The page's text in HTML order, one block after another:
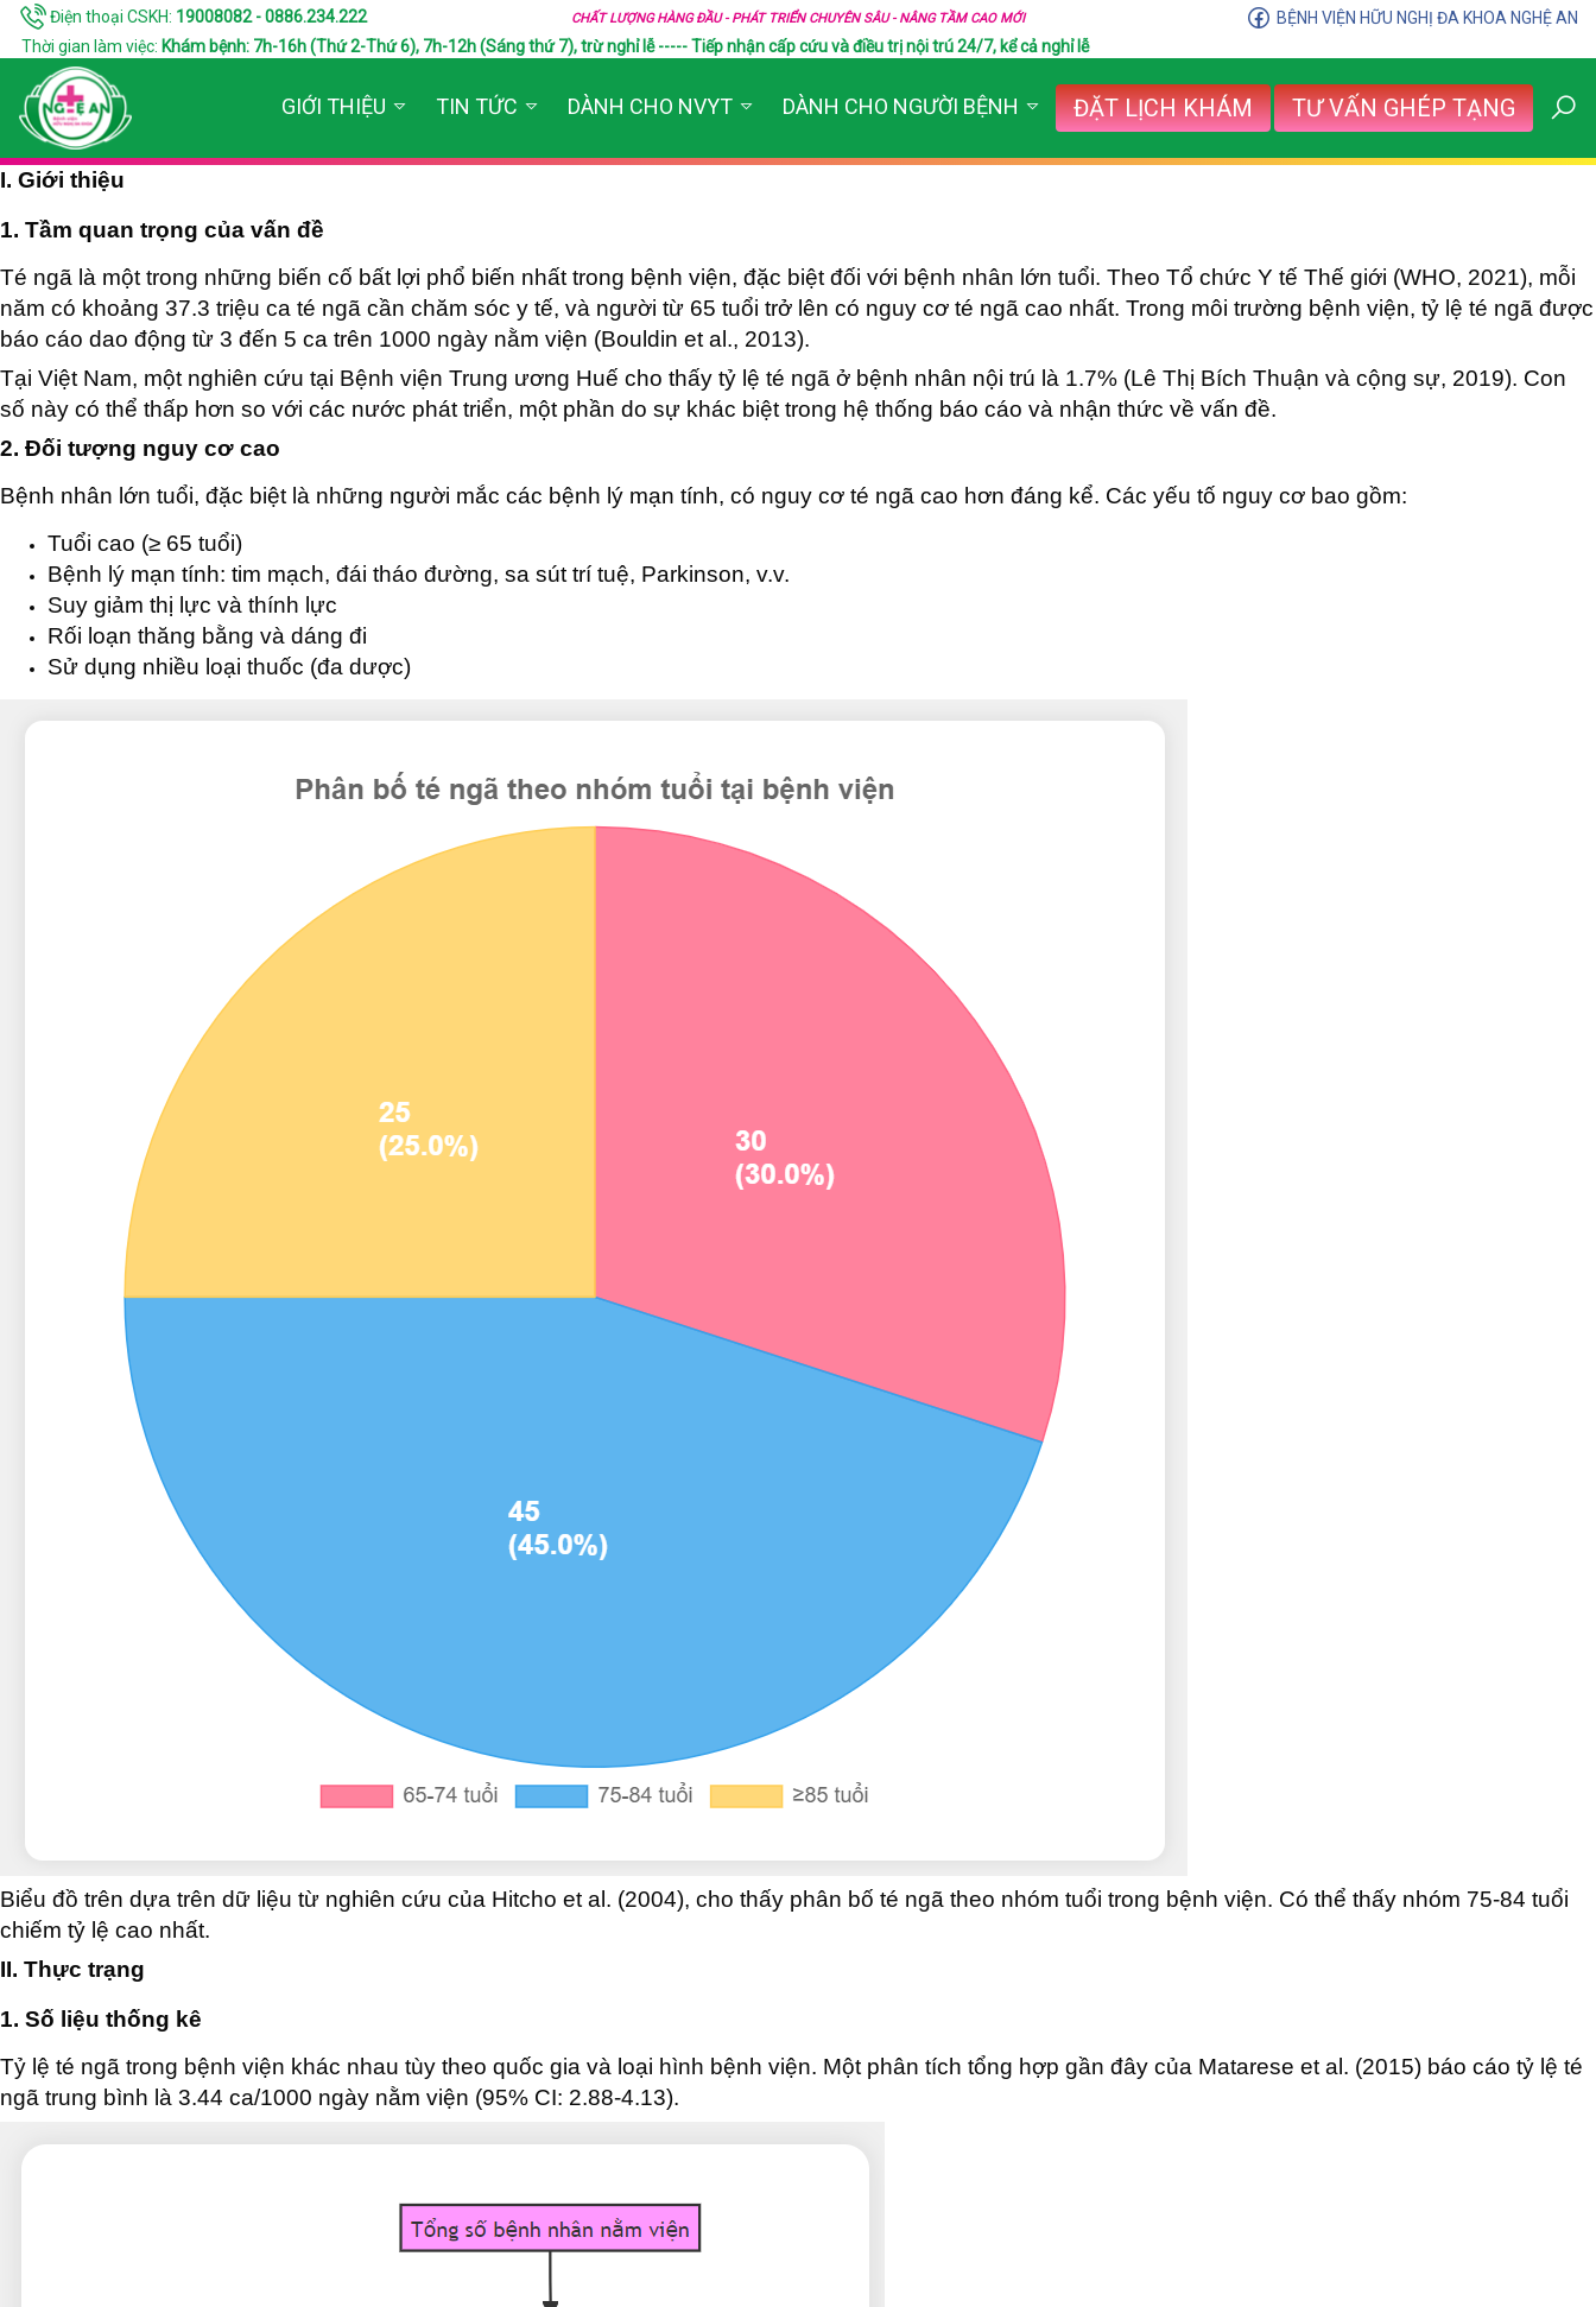
Điện thoại CSKH: 19008082 - 0886.234.222 CHẤT LƯỢNG HÀNG ĐẦU - PHÁT TRIỂN CHUYÊN SÂU - NÂNG TẦM CAO MỚI
BỆNH VIỆN HỮU NGHỊ ĐA KHOA NGHỆ AN
Thời gian làm việc: Khám bệnh: 7h-16h (Thứ 2-Thứ 6), 7h-12h (Sáng thứ 7), trừ nghỉ lễ ----- Tiếp nhận cấp cứu và điều trị nội trú 24/7, kể cả nghỉ lễ
GIỚI THIỆU TIN TỨC DÀNH CHO NVYT DÀNH CHO NGƯỜI BỆNH ĐẶT LỊCH KHÁM TƯ VẤN GHÉP TẠNG
I. Giới thiệu
1. Tầm quan trọng của vấn đề
Té ngã là một trong những biến cố bất lợi phổ biến nhất trong bệnh viện, đặc biệt đối với bệnh nhân lớn tuổi. Theo Tổ chức Y tế Thế giới (WHO, 2021), mỗi
năm có khoảng 37.3 triệu ca té ngã cần chăm sóc y tế, và người từ 65 tuổi trở lên có nguy cơ té ngã cao nhất. Trong môi trường bệnh viện, tỷ lệ té ngã được
báo cáo dao động từ 3 đến 5 ca trên 1000 ngày nằm viện (Bouldin et al., 2013).
Tại Việt Nam, một nghiên cứu tại Bệnh viện Trung ương Huế cho thấy tỷ lệ té ngã ở bệnh nhân nội trú là 1.7% (Lê Thị Bích Thuận và cộng sự, 2019). Con
số này có thể thấp hơn so với các nước phát triển, một phần do sự khác biệt trong hệ thống báo cáo và nhận thức về vấn đề.
2. Đối tượng nguy cơ cao
Bệnh nhân lớn tuổi, đặc biệt là những người mắc các bệnh lý mạn tính, có nguy cơ té ngã cao hơn đáng kể. Các yếu tố nguy cơ bao gồm:
Tuổi cao (≥ 65 tuổi)
Bệnh lý mạn tính: tim mạch, đái tháo đường, sa sút trí tuệ, Parkinson, v.v.
Suy giảm thị lực và thính lực
Rối loạn thăng bằng và dáng đi
Sử dụng nhiều loại thuốc (đa dược)
Biểu đồ trên dựa trên dữ liệu từ nghiên cứu của Hitcho et al. (2004), cho thấy phân bố té ngã theo nhóm tuổi trong bệnh viện. Có thể thấy nhóm 75-84 tuổi
chiếm tỷ lệ cao nhất.
II. Thực trạng
1. Số liệu thống kê
Tỷ lệ té ngã trong bệnh viện khác nhau tùy theo quốc gia và loại hình bệnh viện. Một phân tích tổng hợp gần đây của Matarese et al. (2015) báo cáo tỷ lệ té
ngã trung bình là 3.44 ca/1000 ngày nằm viện (95% CI: 2.88-4.13).